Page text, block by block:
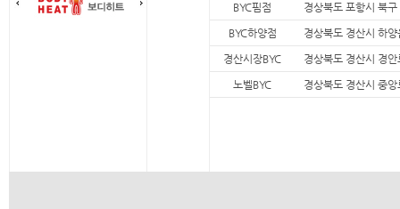
BYC핌점 경상북도 포항시 북
BYC하양점 경상북도 경산시 하
경산시장BYC 경상북도 경산시 경
노벨BYC 경상북도 경산시 중